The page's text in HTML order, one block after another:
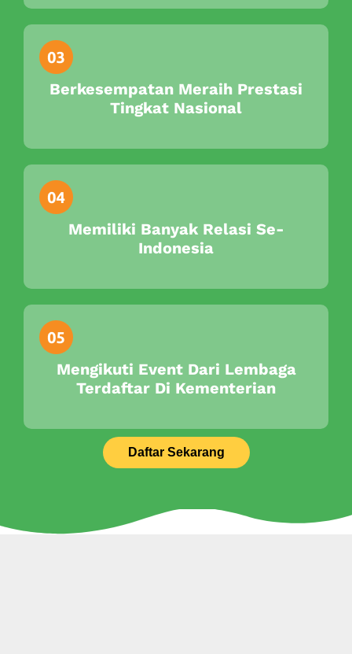
Berkesempatan Meraih Prestasi
Tingkat Nasional
Memiliki Banyak Relasi Se-
Indonesia
Mengikuti Event Dari Lembaga
Terdaftar Di Kementerian
Daftar Sekarang